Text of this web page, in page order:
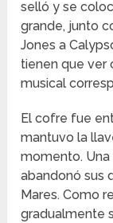
selló y se
grande, junto
Jones a
tienen que ver
musical
El cofre fue
mantuvo la
momento. Una
abandonó sus
Mares. Como
gradualmente